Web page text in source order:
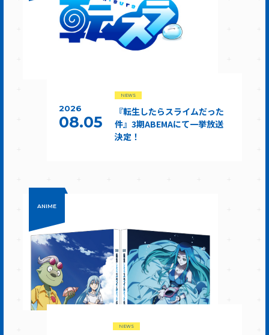
2026
08.05
NEWS
『転生したらスライムだった
件』3期ABEMAにて一挙放送
決定！
ANIME
NEWS